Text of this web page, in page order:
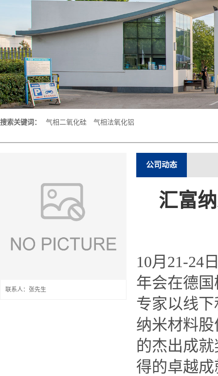
搜索关键词： 气相二氧化硅 气相法氧化铝
联系人：张先生
公司动态
汇富
10月21-24
年会在德
专家以线
纳米材料
的杰出成
得的卓越